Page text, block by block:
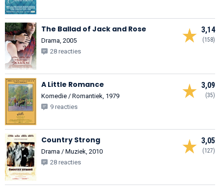
3,14
(158)
The Ballad of Jack and Rose
Drama, 2005
28 reacties
3,09
(35)
A Little Romance
Komedie / Romantiek, 1979
9 reacties
3,05
(127)
Country Strong
Drama / Muziek, 2010
28 reacties